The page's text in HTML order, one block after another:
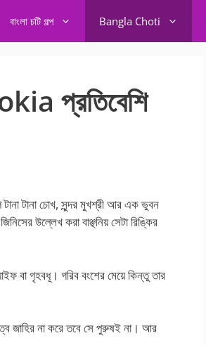
বাংলা চটি গল্প Bangla Choti
প্রতিবেশি
টানা চোখ, সুন্দর মুখশ্রী আর এক ভুবন
উল্লেখ করা বাঞ্ছনিয় সেটা রিঙ্কির
বা গৃহবধূ। গরিব বংশের মেয়ে কিন্তু তার
জাহির না করে তবে সে পুরুষই না। আর